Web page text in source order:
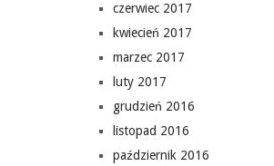
czerwiec 2017
kwiecień 2017
marzec 2017
luty 2017
grudzień 2016
listopad 2016
październik 2016